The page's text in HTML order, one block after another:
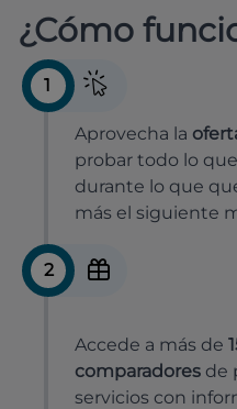
¿Cómo
1
Aprovecha la
probar todo lo
durante lo que
más el siguiente
2
Accede a más de
comparadores de
servicios con